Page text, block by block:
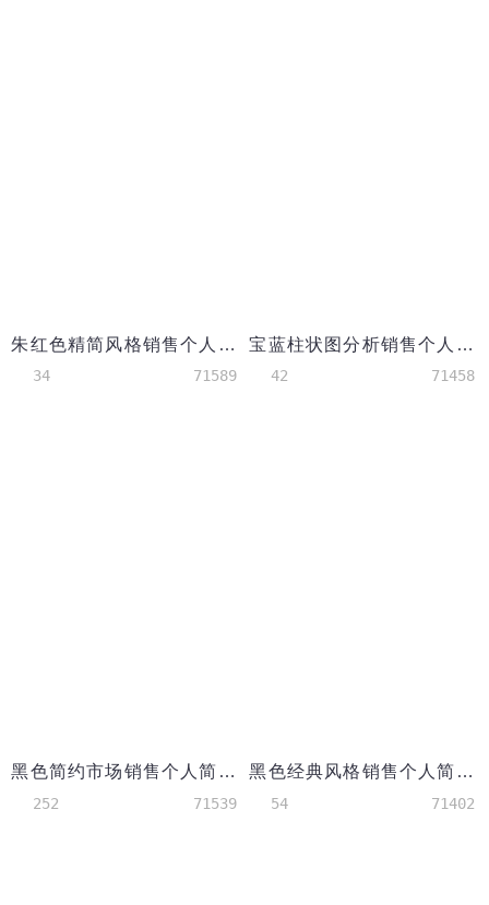
朱红色精简风格销售个人简历模板
34 71589
宝蓝柱状图分析销售个人简历模板
42 71458
黑色简约市场销售个人简历模板
252 71539
黑色经典风格销售个人简历模板
54 71402